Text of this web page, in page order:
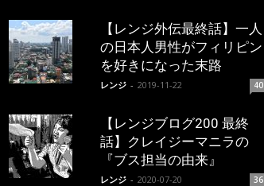
【レンジ外伝最終話】一人
の日本人男性がフィリピン
を好きになった末路
レンジ - 2019-11-22 40
【レンジブログ200 最終
話】クレイジーマニラの
『ブス担当の由来』
レンジ - 2020-07-20 36